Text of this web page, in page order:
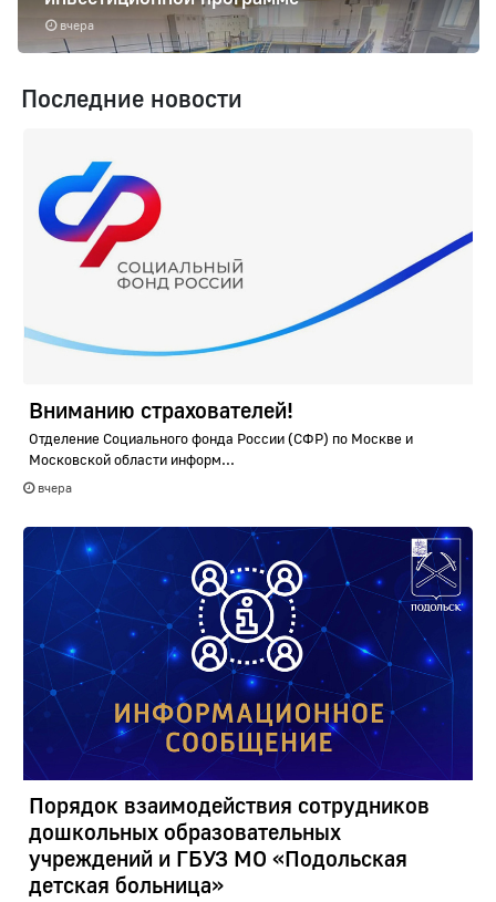
вчера
Последние новости
Вниманию страхователей!
Отделение Социального фонда России (СФР) по Москве и
Московской области информ...
вчера
Порядок взаимодействия сотрудников
дошкольных образовательных
учреждений и ГБУЗ МО «Подольская
детская больница»